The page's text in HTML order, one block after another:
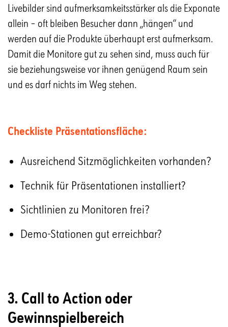
Livebilder sind aufmerksamkeitsstärker als die Exponate
allein – oft bleiben Besucher dann „hängen“ und
werden auf die Produkte überhaupt erst aufmerksam.
Damit die Monitore gut zu sehen sind, muss auch für
sie beziehungsweise vor ihnen genügend Raum sein
und es darf nichts im Weg stehen.
Checkliste Präsentationsfläche:
Ausreichend Sitzmöglichkeiten vorhanden?
Technik für Präsentationen installiert?
Sichtlinien zu Monitoren frei?
Demo-Stationen gut erreichbar?
3. Call to Action oder
Gewinnspielbereich